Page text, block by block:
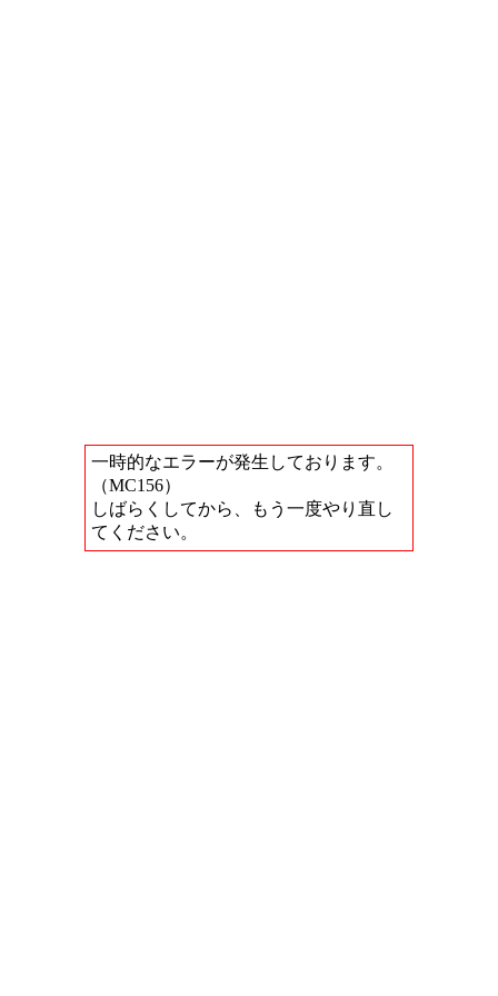
一時的なエラーが発生しております。
（MC156）
しばらくしてから、もう一度やり直し
てください。